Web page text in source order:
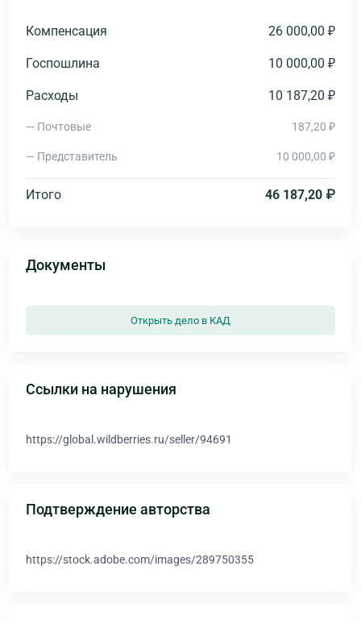
Компенсация 26 000,00 ₽
Госпошлина 10 000,00 ₽
Расходы 10 187,20 ₽
— Почтовые 187,20 ₽
— Представитель 10 000,00 ₽
Итого 46 187,20 ₽
Документы
Открыть дело в КАД
Ссылки на нарушения
https://global.wildberries.ru/seller/94691
Подтверждение авторства
https://stock.adobe.com/images/289750355